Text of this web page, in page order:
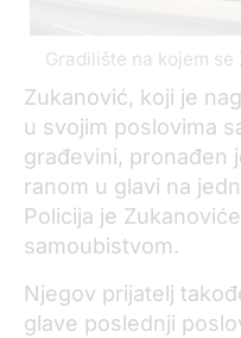
Gradilište na kojem
Zukanović, koji je
u svojim poslovima
građevini, pronađen
ranom u glavi na
Policija je
samoubistvom.
Njegov prijatelj
glave poslednji